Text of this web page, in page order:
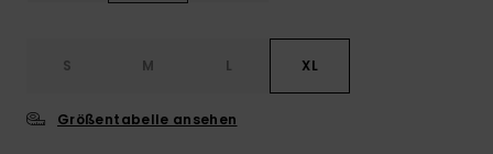
S M L XL
Größentabelle ansehen